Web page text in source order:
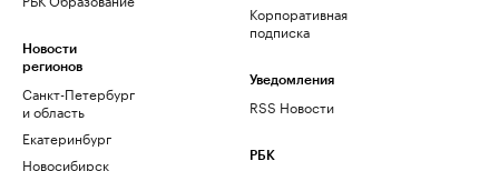
Новости
регионов
Санкт-Петербург
и область
Екатеринбург
Новосибирск
Корпоративная
подписка
Уведомления
RSS Новости
РБК